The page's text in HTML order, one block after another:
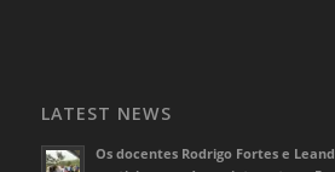
LATEST NEWS
Os docentes Rodrigo Fortes e